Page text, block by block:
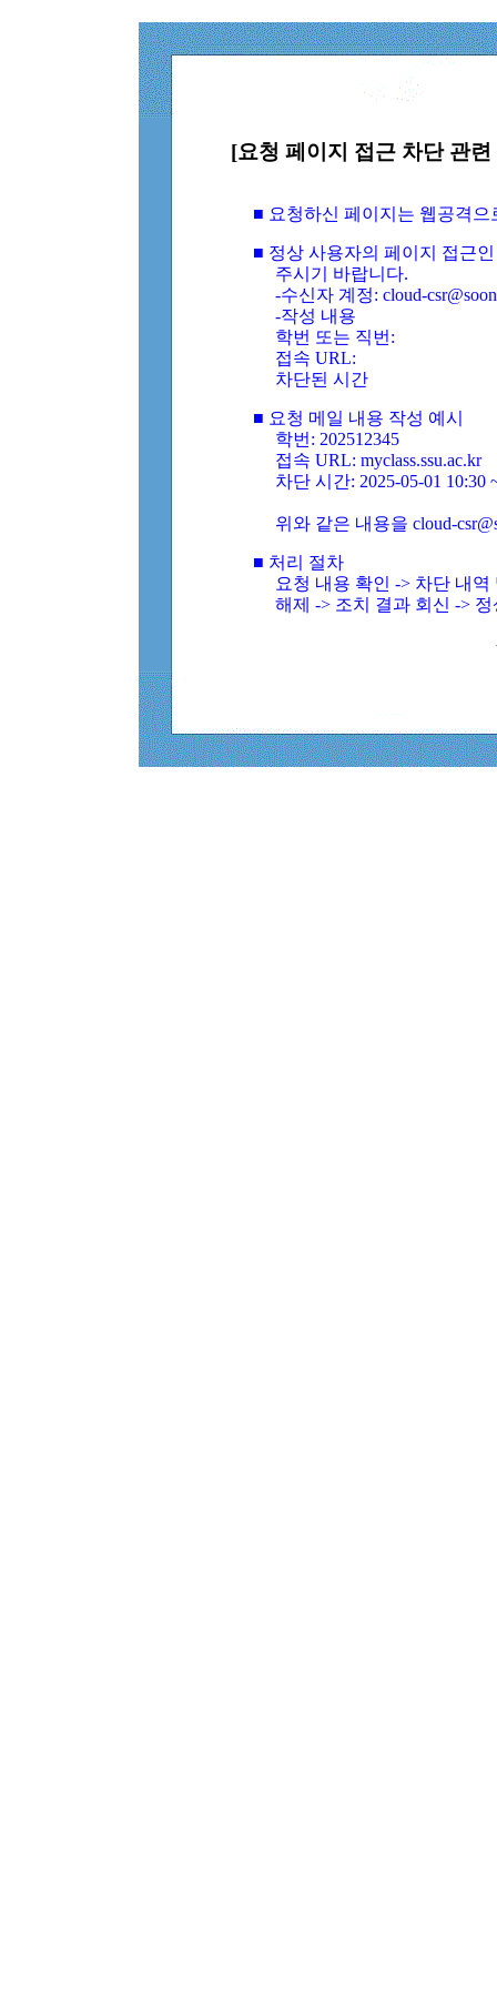
[요청 페이지 접근 차단 관
■ 요청하신 페이지는 웹공격
■ 정상 사용자의 페이지 접근
주시기 바랍니다.
-수신자 계정: cloud-
-작성 내용
학번 또는 직번:
접속 URL:
차단된 시간
■ 요청 메일 내용 작성 예시
학번: 202512345
접속 URL: myclass.ssu.ac.kr
차단 시간: 2025-05-01 10:30
위와 같은 내용을 cloud-
■ 처리 절차
요청 내용 확인 -> 차단 내
해제 -> 조치 결과 회신 ->